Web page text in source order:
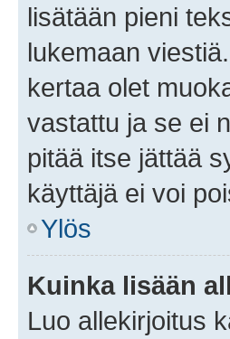
lisätään pieni
lukemaan
kertaa olet
vastattu ja se ei
pitää itse jättää
käyttäjä ei voi
Ylös
Kuinka lisään
Luo allekirjoitus